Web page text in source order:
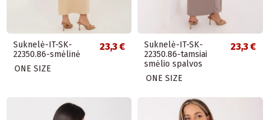
Suknelė-IT-SK-
22350.86-smėlinė
23,3 €
ONE SIZE
Suknelė-IT-SK-
22350.86-tamsiai
smėlio spalvos
23,3 €
ONE SIZE